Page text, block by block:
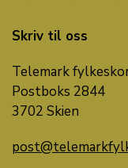
Skriv til oss
Telemark
Postboks 2844
3702 Skien